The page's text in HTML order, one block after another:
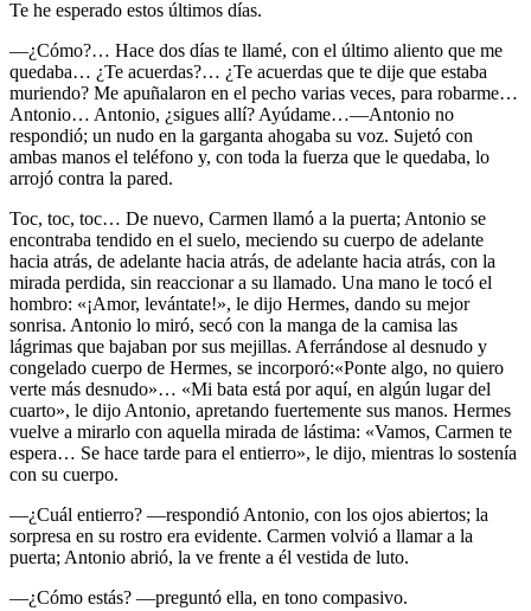
Te he esperado estos últimos días.
—¿Cómo?… Hace dos días te llamé, con el último aliento que me
quedaba… ¿Te acuerdas?… ¿Te acuerdas que te dije que estaba
muriendo? Me apuñalaron en el pecho varias veces, para robarme…
Antonio… Antonio, ¿sigues allí? Ayúdame…—Antonio no
respondió; un nudo en la garganta ahogaba su voz. Sujetó con
ambas manos el teléfono y, con toda la fuerza que le quedaba, lo
arrojó contra la pared.
Toc, toc, toc… De nuevo, Carmen llamó a la puerta; Antonio se
encontraba tendido en el suelo, meciendo su cuerpo de adelante
hacia atrás, de adelante hacia atrás, de adelante hacia atrás, con la
mirada perdida, sin reaccionar a su llamado. Una mano le tocó el
hombro: «¡Amor, levántate!», le dijo Hermes, dando su mejor
sonrisa. Antonio lo miró, secó con la manga de la camisa las
lágrimas que bajaban por sus mejillas. Aferrándose al desnudo y
congelado cuerpo de Hermes, se incorporó:«Ponte algo, no quiero
verte más desnudo»… «Mi bata está por aquí, en algún lugar del
cuarto», le dijo Antonio, apretando fuertemente sus manos. Hermes
vuelve a mirarlo con aquella mirada de lástima: «Vamos, Carmen te
espera… Se hace tarde para el entierro», le dijo, mientras lo sostenía
con su cuerpo.
—¿Cuál entierro? —respondió Antonio, con los ojos abiertos; la
sorpresa en su rostro era evidente. Carmen volvió a llamar a la
puerta; Antonio abrió, la ve frente a él vestida de luto.
—¿Cómo estás? —preguntó ella, en tono compasivo.